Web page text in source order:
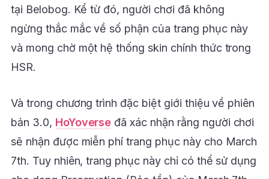
tại Belobog. Kể từ đó, người chơi đã không
ngừng thắc mắc về số phận của trang phục này
và mong chờ một hệ thống skin chính thức trong
HSR.
Và trong chương trình đặc biệt giới thiệu về phiên
bản 3.0, HoYoverse đã xác nhận rằng người chơi
sẽ nhận được miễn phí trang phục này cho March
7th. Tuy nhiên, trang phục này chỉ có thể sử dụng